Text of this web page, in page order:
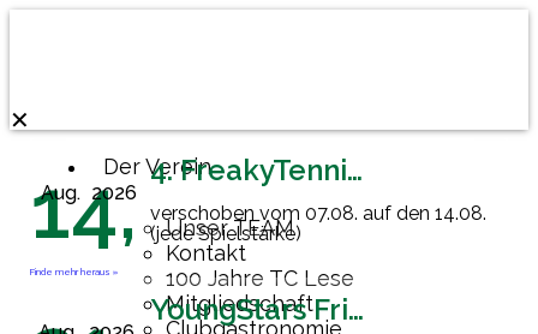
✕
Der Verein
Unser TEAM
Kontakt
100 Jahre TC Lese
Mitgliedschaft
Clubgastronomie
Aug.
14,
2026
4. FreakyTennisFriday
verschoben vom 07.08. auf den 14.08.
(jede Spielstärke)
Finde mehr heraus »
YoungStars Friday